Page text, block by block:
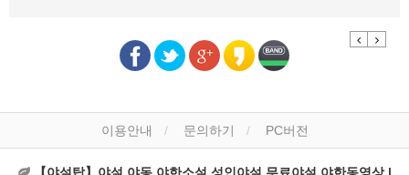
Previous
Next
이용안내 문의하기 PC버전